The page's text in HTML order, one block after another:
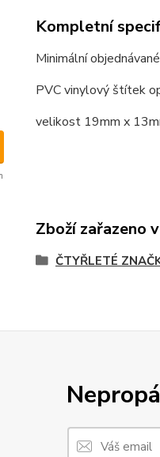
Kompletní
Minimální
PVC vinylový štítek
velikost 19mm x
Zboží zařazeno
ČTYŘLETÉ